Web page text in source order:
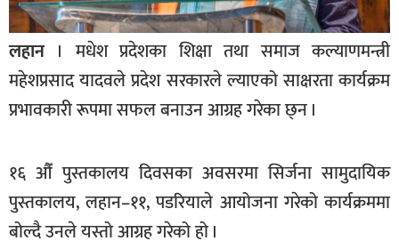
अन्तराष्ट्रिय
अन्तरबार्ता
मनोरञ्जन
फोटो
/
लहान। मधेश प्रदेशका शिक्षा तथा समाज कल्याणमन्त्री
महेशप्रसाद यादवले प्रदेश सरकारले ल्याएको साक्षरता कार्यक्रम
प्रभावकारी रूपमा सफल बनाउन आग्रह गरेका छ्न ।
१६ औँ पुस्तकालय दिवसका अवसरमा सिर्जना सामुदायिक
पुस्तकालय, लहान–११, पडरियाले आयोजना गरेको कार्यक्रममा
बोल्दै उनले यस्तो आग्रह गरेको हो ।